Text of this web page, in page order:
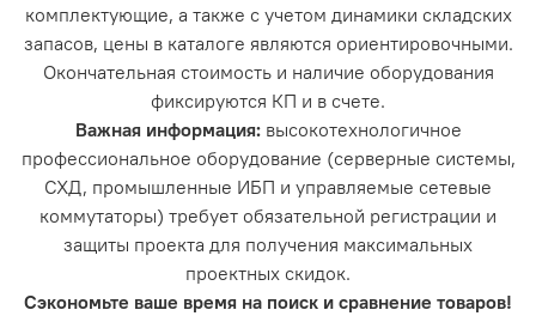
комплектующие, а также с учетом динамики складских
запасов, цены в каталоге являются ориентировочными.
Окончательная стоимость и наличие оборудования
фиксируются КП и в счете.
Важная информация: высокотехнологичное
профессиональное оборудование (серверные системы,
СХД, промышленные ИБП и управляемые сетевые
коммутаторы) требует обязательной регистрации и
защиты проекта для получения максимальных
проектных скидок.
Сэкономьте ваше время на поиск и сравнение товаров!